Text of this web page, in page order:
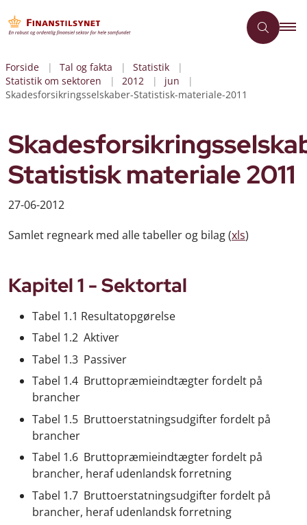
Forside Tal og fakta
Statistik
Statistik om sektoren
2012
jun
Skadesforsikringsselskaber-Statistisk-materiale-2011
Statistisk materiale 2011
27-06-2012
Samlet regneark med alle tabeller og bilag (xls)
Kapitel 1 - Sektortal
Tabel 1.1 Resultatopgørelse
Tabel 1.2 Aktiver
Tabel 1.3 Passiver
Tabel 1.4 Bruttopræmieindtægter fordelt på
brancher
Tabel 1.5 Bruttoerstatningsudgifter fordelt på
brancher
Tabel 1.6 Bruttopræmieindtægter fordelt på
brancher, heraf udenlandsk forretning
Tabel 1.7 Bruttoerstatningsudgifter fordelt på
brancher, heraf udenlandsk forretning